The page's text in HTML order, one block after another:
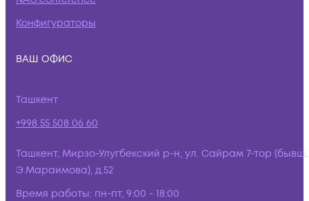
Конфигураторы
ВАШ ОФИС
Ташкент
+998 55 508 06 60
Ташкент, Мирзо-Улугбекский р-н, ул. Сайрам 7-тор (бывш.
Э.Мараимова), д.52
Время работы: пн-пт, 9:00 - 18:00